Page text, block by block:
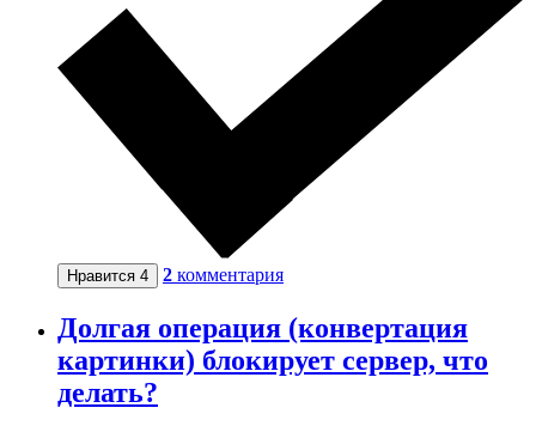
Нравится 4 2 комментария
Долгая операция (конвертация
картинки) блокирует сервер, что
делать?